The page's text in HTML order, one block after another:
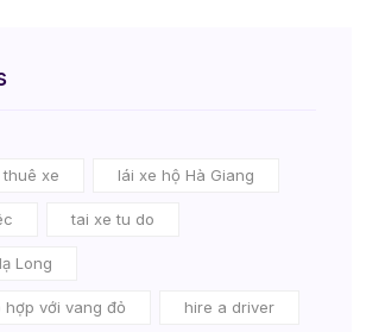
xe lái xe hộ Hà Giang
tai xe tu do
Long
hợp với vang đỏ hire a driver